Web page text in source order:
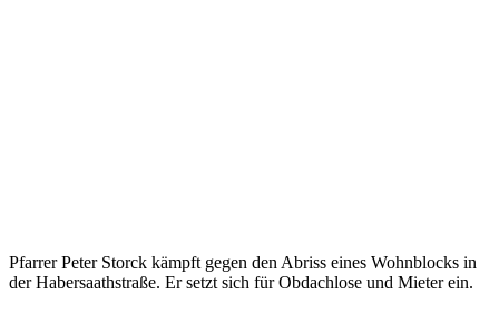
Pfarrer Peter Storck kämpft gegen den Abriss eines Wohnblocks in
der Habersaathstraße. Er setzt sich für Obdachlose und Mieter ein.